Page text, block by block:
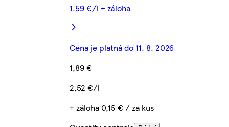
1,59 €/l + záloha
Cena je platná do 11. 8. 2026
1,89 €
2,52 €/l
+ záloha 0,15 € / za kus